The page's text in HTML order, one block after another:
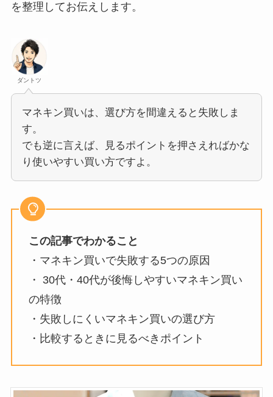
を整理してお伝えします。
ダントツ
マネキン買いは、選び方を間違えると失敗しま
す。
でも逆に言えば、見るポイントを押さえればかな
り使いやすい買い方ですよ。
この記事でわかること
・マネキン買いで失敗する5つの原因
・ 30代・40代が後悔しやすいマネキン買い
の特徴
・失敗しにくいマネキン買いの選び方
・比較するときに見るべきポイント